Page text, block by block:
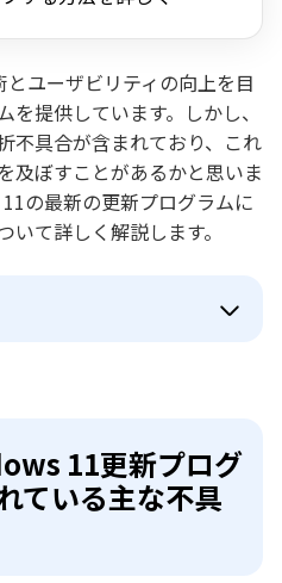
ユーザビリティの向上を目
提供しています。しかし、
不具合が含まれており、これ
及ぼすことがあるかと思いま
の最新の更新プログラムに
て詳しく解説します。
11更新プログ
ている主な不具